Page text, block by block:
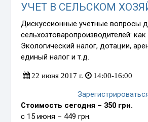
УЧЕТ В СЕЛЬСКОМ
Дискуссионные учетные вопросы
сельхозтоваропроизводителей:
Экологический налог, дотации,
единый налог и т.д.
22 июня 2017 г. 14:00-16:00
Стоимость сегодня – 350 грн.
с 15 июня – 449 грн.